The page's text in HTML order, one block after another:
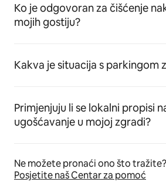
Ko je odgovoran za čišćenje
mojih gostiju?
Kakva je situacija s parkingom
Primjenjuju li se lokalni propisi
ugošćavanje u mojoj zgradi?
Ne možete pronaći ono što tražite?
Posjetite naš Centar za pomoć